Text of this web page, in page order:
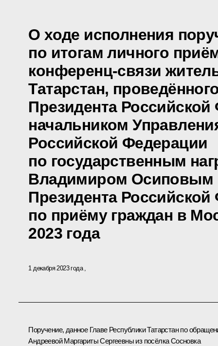
О ходе исполнения
по итогам личного
конференц-связи
Татарстан,
Президента
начальником
Российской Федерации
по государственным
Владимиром Осиповым
Президента
по приёму граждан в
2023 года
1 декабря 2023 года
Поручение, данное Главе Республики Татарстан по
Андреевой Маргариты Сергеевны из посёлка Сосновка